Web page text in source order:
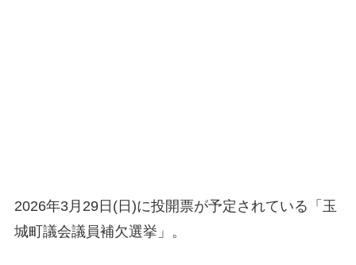
2026年3月29日(日)に投開票が予定されている「玉
城町議会議員補欠選挙」。